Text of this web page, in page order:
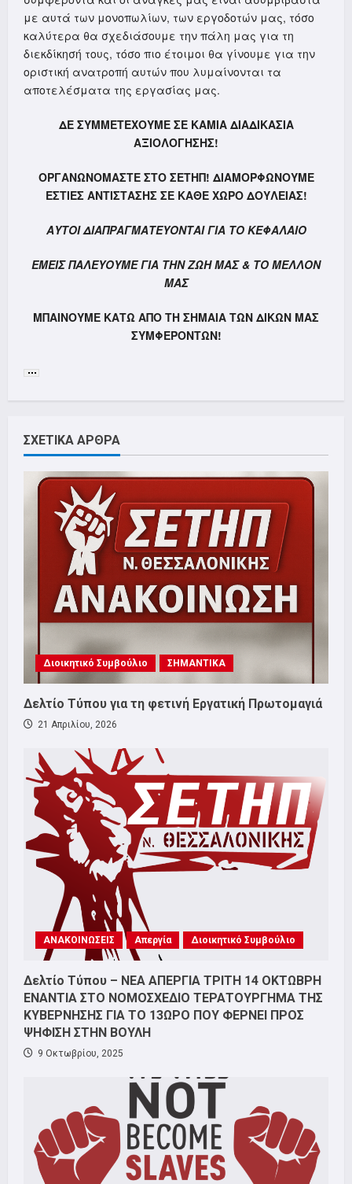
με αυτά των μονοπωλίων, των εργοδοτών μας, τόσο
καλύτερα θα σχεδιάσουμε την πάλη μας για τη
διεκδίκησή τους, τόσο πιο έτοιμοι θα γίνουμε για την
οριστική ανατροπή αυτών που λυμαίνονται τα
αποτελέσματα της εργασίας μας.
ΔΕ ΣΥΜΜΕΤΕΧΟΥΜΕ ΣΕ ΚΑΜΙΑ ΔΙΑΔΙΚΑΣΙΑ
ΑΞΙΟΛΟΓΗΣΗΣ!
ΟΡΓΑΝΩΝΟΜΑΣΤΕ ΣΤΟ ΣΕΤΗΠ! ΔΙΑΜΟΡΦΩΝΟΥΜΕ
ΕΣΤΙΕΣ ΑΝΤΙΣΤΑΣΗΣ ΣΕ ΚΑΘΕ ΧΩΡΟ ΔΟΥΛΕΙΑΣ!
ΑΥΤΟΙ ΔΙΑΠΡΑΓΜΑΤΕΥΟΝΤΑΙ ΓΙΑ ΤΟ ΚΕΦΑΛΑΙΟ
ΕΜΕΙΣ ΠΑΛΕΥΟΥΜΕ ΓΙΑ ΤΗΝ ΖΩΗ ΜΑΣ & ΤΟ ΜΕΛΛΟΝ
ΜΑΣ
ΜΠΑΙΝΟΥΜΕ ΚΑΤΩ ΑΠΟ ΤΗ ΣΗΜΑΙΑ ΤΩΝ ΔΙΚΩΝ ΜΑΣ
ΣΥΜΦΕΡΟΝΤΩΝ!
ΣΧΕΤΙΚΑ ΑΡΘΡΑ
Διοικητικό Συμβούλιο ΣΗΜΑΝΤΙΚΑ
Δελτίο Τύπου για τη φετινή Εργατική Πρωτομαγιά
21 Απριλίου, 2026
ΑΝΑΚΟΙΝΩΣΕΙΣ Απεργία Διοικητικό Συμβούλιο
Δελτίο Τύπου – ΝΕΑ ΑΠΕΡΓΙΑ ΤΡΙΤΗ 14 ΟΚΤΩΒΡΗ
ΕΝΑΝΤΙΑ ΣΤΟ ΝΟΜΟΣΧΕΔΙΟ ΤΕΡΑΤΟΥΡΓΗΜΑ ΤΗΣ
ΚΥΒΕΡΝΗΣΗΣ ΓΙΑ ΤΟ 13ΩΡΟ ΠΟΥ ΦΕΡΝΕΙ ΠΡΟΣ
ΨΗΦΙΣΗ ΣΤΗΝ ΒΟΥΛΗ
9 Οκτωβρίου, 2025